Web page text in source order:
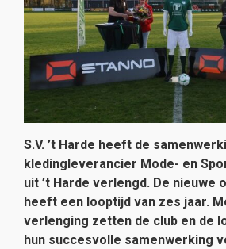
S.V. ’t Harde heeft de
kledingleverancier Mode- en
uit ’t Harde verlengd. De nieuwe
heeft een looptijd van zes jaar.
verlenging zetten de club en de
hun succesvolle samenwerking